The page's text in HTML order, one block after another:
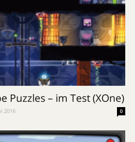
Puzzles – im Test (XOne)
2016 0